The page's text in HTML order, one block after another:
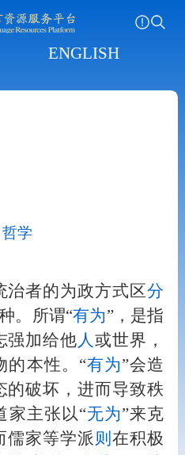
ENGLISH
哲学
治者的为政方式区分
。所谓“有为”，是指
强加给他 人或世界，
的本性。“有为”会造
的破坏，进而导致秩
家主张以“无为”来克
儒家等学派 则在积极